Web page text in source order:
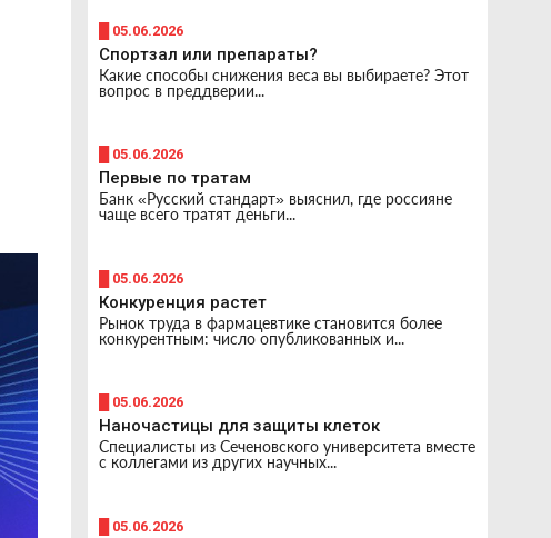
█ 05.06.2026
Спортзал или препараты?
Какие способы снижения веса вы выбираете? Этот
вопрос в преддверии...
█ 05.06.2026
Первые по тратам
Банк «Русский стандарт» выяснил, где россияне
чаще всего тратят деньги...
█ 05.06.2026
Конкуренция растет
Рынок труда в фармацевтике становится более
конкурентным: число опубликованных и...
█ 05.06.2026
Наночастицы для защиты клеток
Специалисты из Сеченовского университета вместе
с коллегами из других научных...
█ 05.06.2026